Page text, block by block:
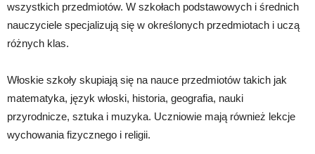
wszystkich przedmiotów. W szkołach podstawowych i średnich
nauczyciele specjalizują się w określonych przedmiotach i uczą
różnych klas.
Włoskie szkoły skupiają się na nauce przedmiotów takich jak
matematyka, język włoski, historia, geografia, nauki
przyrodnicze, sztuka i muzyka. Uczniowie mają również lekcje
wychowania fizycznego i religii.